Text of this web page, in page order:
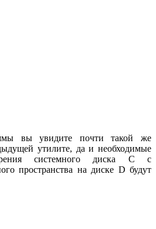
вы увидите почти такой же
утилите, да и необходимые
системного диска C с
пространства на диске D будут